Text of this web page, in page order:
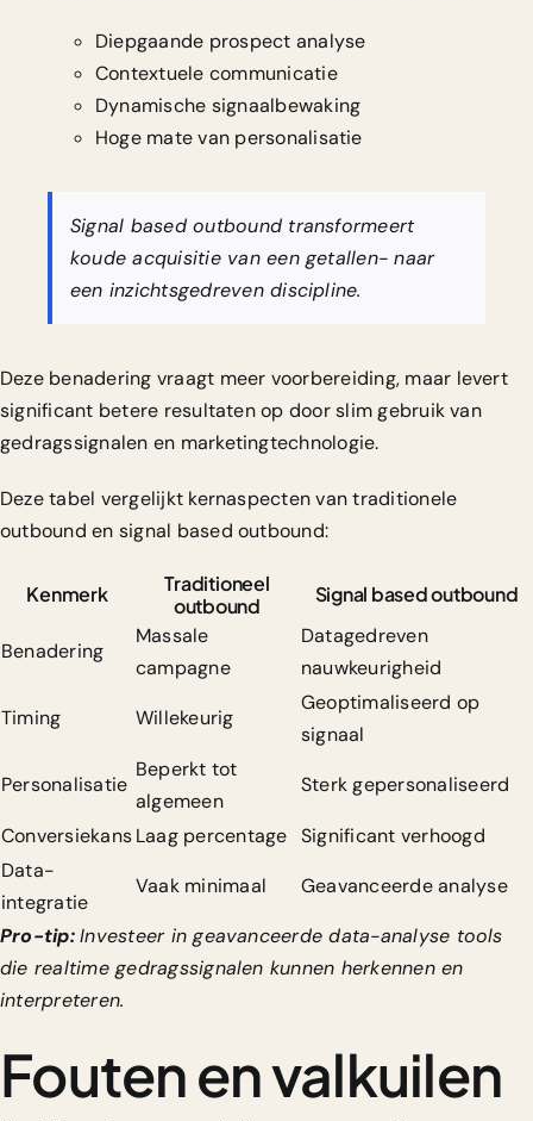
Diepgaande prospect analyse
Contextuele communicatie
Dynamische signaalbewaking
Hoge mate van personalisatie
Signal based outbound transformeert
koude acquisitie van een getallen- naar
een inzichtsgedreven discipline.
Deze benadering vraagt meer voorbereiding, maar levert
significant betere resultaten op door slim gebruik van
gedragssignalen en marketingtechnologie.
Deze tabel vergelijkt kernaspecten van traditionele
outbound en signal based outbound:
Kenmerk
Traditioneel
outbound
Signal based outbound
Benadering
Massale
campagne
Datagedreven
nauwkeurigheid
Timing
Willekeurig
Geoptimaliseerd op
signaal
Personalisatie
Beperkt tot
algemeen
Sterk gepersonaliseerd
ConversiekansLaag percentage Significant verhoogd
Data-
integratie
Vaak minimaal
Geavanceerde analyse
Pro-tip: Investeer in geavanceerde data-analyse tools
die realtime gedragssignalen kunnen herkennen en
interpreteren.
Fouten en valkuilen